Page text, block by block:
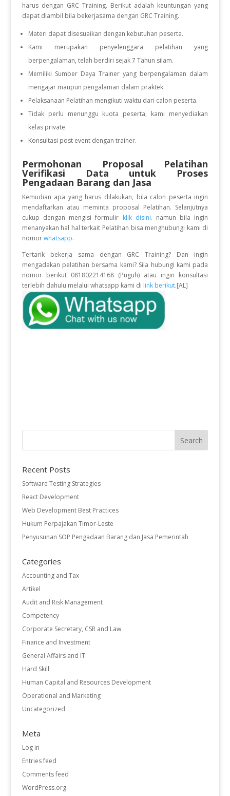
harus dengan GRC Training. Berikut adalah keuntungan yang
dapat diambil bila bekerjasama dengan GRC Training.
Materi dapat disesuaikan dengan kebutuhan peserta.
Kami merupakan penyelenggara pelatihan yang
berpengalaman, telah berdiri sejak 7 Tahun silam.
Memiliki Sumber Daya Trainer yang berpengalaman dalam
mengajar maupun pengalaman dalam praktek.
Pelaksanaan Pelatihan mengikuti waktu dari calon peserta.
Tidak perlu menunggu kuota peserta, kami menyediakan
kelas private.
Konsultasi post event dengan trainer.
Permohonan Proposal Pelatihan
Verifikasi Data untuk Proses
Pengadaan Barang dan Jasa
Kemudian apa yang harus dilakukan, bila calon peserta ingin
mendaftarkan atau meminta proposal Pelatihan. Selanjutnya
cukup dengan mengisi formulir klik disini. namun bila ingin
menanyakan hal hal terkait Pelatihan bisa menghubungi kami di
nomor whatsapp.
Tertarik bekerja sama dengan GRC Training? Dan ingin
mengadakan pelatihan bersama kami? Sila hubungi kami pada
nomor berikut 081802214168 (Puguh) atau ingin konsultasi
terlebih dahulu melalui whatsapp kami di link berikut.[AL]
Recent Posts
Software Testing Strategies
React Development
Web Development Best Practices
Hukum Perpajakan Timor-Leste
Penyusunan SOP Pengadaan Barang dan Jasa Pemerintah
Categories
Accounting and Tax
Artikel
Audit and Risk Management
Competency
Corporate Secretary, CSR and Law
Finance and Investment
General Affairs and IT
Hard Skill
Human Capital and Resources Development
Operational and Marketing
Uncategorized
Meta
Log in
Entries feed
Comments feed
WordPress.org